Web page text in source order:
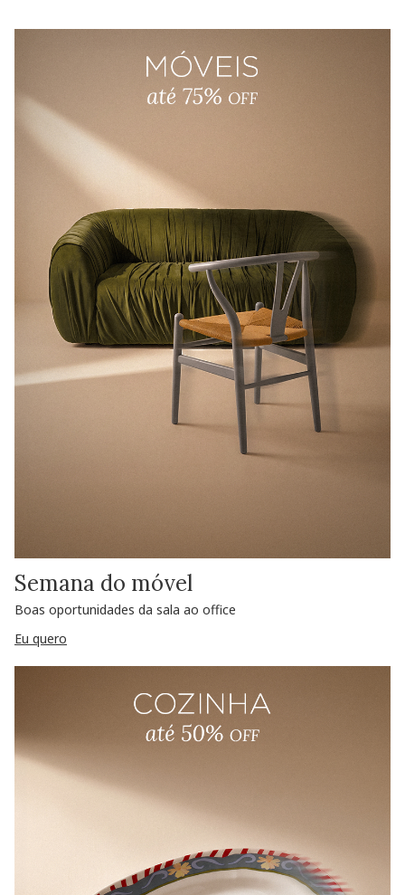
Semana do móvel
Boas oportunidades da sala ao office
Eu quero